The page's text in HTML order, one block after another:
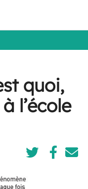
quoi,
l’école